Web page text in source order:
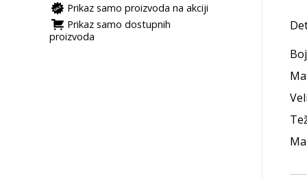
Prikaz samo proizvoda na akciji
Prikaz samo dostupnih
proizvoda